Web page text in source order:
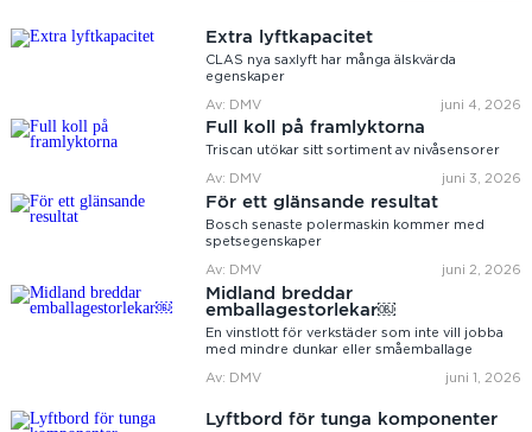
Extra lyftkapacitet
CLAS nya saxlyft har många älskvärda
egenskaper
Av: DMV juni 4, 2026
Full koll på framlyktorna
Triscan utökar sitt sortiment av nivåsensorer
Av: DMV juni 3, 2026
För ett glänsande resultat
Bosch senaste polermaskin kommer med
spetsegenskaper
Av: DMV juni 2, 2026
Midland breddar
emballagestorlekar￼
En vinstlott för verkstäder som inte vill jobba
med mindre dunkar eller småemballage
Av: DMV juni 1, 2026
Lyftbord för tunga komponenter